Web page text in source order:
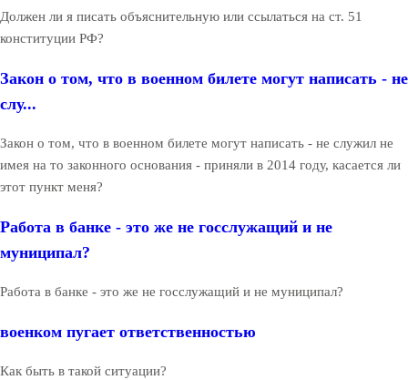
Должен ли я писать объяснительную или ссылаться на ст. 51
конституции РФ?
Закон о том, что в военном билете могут написать - не
слу...
Закон о том, что в военном билете могут написать - не служил не
имея на то законного основания - приняли в 2014 году, касается ли
этот пункт меня?
Работа в банке - это же не госслужащий и не
муниципал?
Работа в банке - это же не госслужащий и не муниципал?
военком пугает ответственностью
Как быть в такой ситуации?